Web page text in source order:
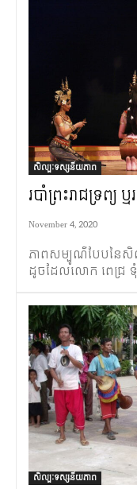
សិល្បៈទស្សនីយភាព
របាំព្រះរាជទ្រព្យ​
November 4, 2020
ភាពសម្បូណ៌បែបនៃសិ
ដូចដែលលោក ពេជ្រ ទុំ
សិល្បៈទស្សនីយភាព